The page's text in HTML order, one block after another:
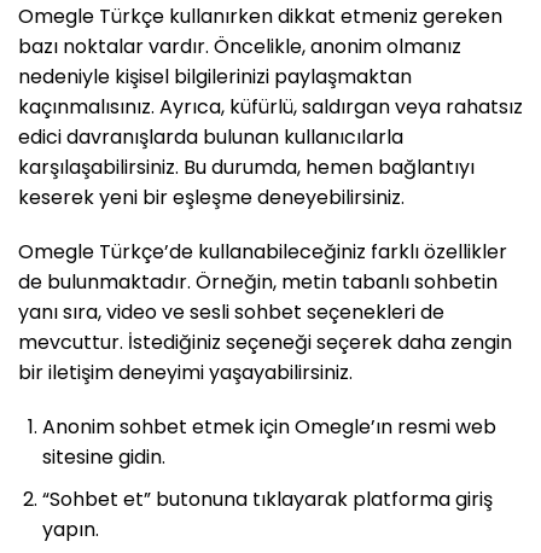
Omegle Türkçe kullanırken dikkat etmeniz gereken
bazı noktalar vardır. Öncelikle, anonim olmanız
nedeniyle kişisel bilgilerinizi paylaşmaktan
kaçınmalısınız. Ayrıca, küfürlü, saldırgan veya rahatsız
edici davranışlarda bulunan kullanıcılarla
karşılaşabilirsiniz. Bu durumda, hemen bağlantıyı
keserek yeni bir eşleşme deneyebilirsiniz.
Omegle Türkçe’de kullanabileceğiniz farklı özellikler
de bulunmaktadır. Örneğin, metin tabanlı sohbetin
yanı sıra, video ve sesli sohbet seçenekleri de
mevcuttur. İstediğiniz seçeneği seçerek daha zengin
bir iletişim deneyimi yaşayabilirsiniz.
Anonim sohbet etmek için Omegle’ın resmi web
sitesine gidin.
“Sohbet et” butonuna tıklayarak platforma giriş
yapın.